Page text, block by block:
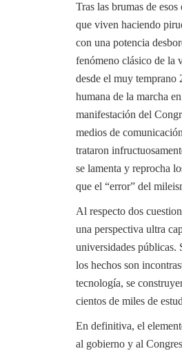
Tras las brumas de
que viven haciendo
con una potencia
fenómeno clásico de la
desde el muy temprano
humana de la marcha
manifestación del
medios de
trataron
se lamenta y reprocha
que el “error” del
Al respecto dos
una perspectiva ultra
universidades públicas.
los hechos son
tecnología, se
cientos de miles de
En definitiva, el
al gobierno y al